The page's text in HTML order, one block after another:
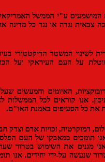
ע"י הממשל האמריקאי נגד
נגדה או נגד כל מדינה אחרת
המשטר הדיקטטורי בעיראק
העם העיראקי ועל הכוחות
האיומים והמעשים שעלולים
קוראים לכל הממשלות לציית
באמנת האו"ם.
זכויות אדם וצדק חברתי
במאבקו של העם הפלסטיני
את השימוש בטרור שעושות
על-ידי יחידים. אנו תומכים